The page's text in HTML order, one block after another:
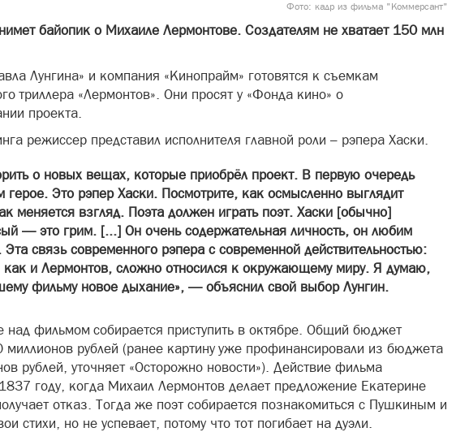
Фото: кадр из фильма "Коммерсант"
байопик о Михаиле Лермонтове. Создателям не хватает 150 млн
Лунгина» и компания «Кинопрайм» готовятся к съемкам
триллера «Лермонтов». Они просят у «Фонда кино» о
проекта.
режиссер представил исполнителя главной роли – рэпера Хаски.
о новых вещах, которые приобрёл проект. В первую очередь
Это рэпер Хаски. Посмотрите, как осмысленно выглядит
меняется взгляд. Поэта должен играть поэт. Хаски [обычно]
— это грим. [...] Он очень содержательная личность, он любим
связь современного рэпера с современной действительностью:
как и Лермонтов, сложно относился к окружающему миру. Я думаю,
фильму новое дыхание», — объяснил свой выбор Лунгин.
над фильмом собирается приступить в октябре. Общий бюджет
рублей (ранее картину уже профинансировали из бюджета
рублей, уточняет «Осторожно новости»). Действие фильма
году, когда Михаил Лермонтов делает предложение Екатерине
отказ. Тогда же поэт собирается познакомиться с Пушкиным и
стихи, но не успевает, потому что тот погибает на дуэли.